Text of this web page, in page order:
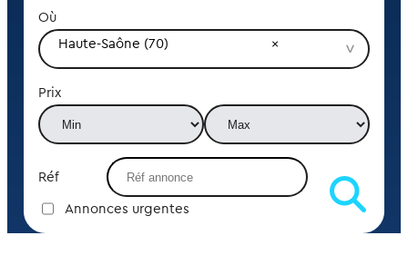
Où
Haute-Saône (70)
Prix
Réf
Annonces urgentes